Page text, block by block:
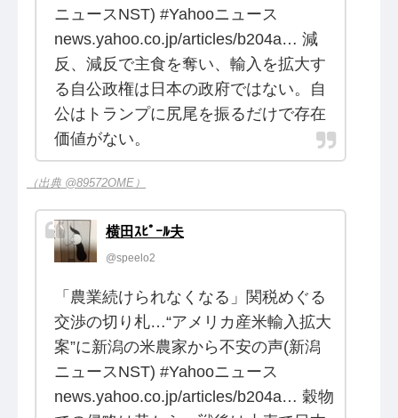
ニュースNST) #Yahooニュース
news.yahoo.co.jp/articles/b204a… 減
反、減反で主食を奪い、輸入を拡大す
る自公政権は日本の政府ではない。自
公はトランプに尻尾を振るだけで存在
価値がない。
（出典 @89572OME）
横田ｽﾋﾟｰﾙ夫
@speelo2
「農業続けられなくなる」関税めぐる
交渉の切り札…“アメリカ産米輸入拡大
案”に新潟の米農家から不安の声(新潟
ニュースNST) #Yahooニュース
news.yahoo.co.jp/articles/b204a… 穀物